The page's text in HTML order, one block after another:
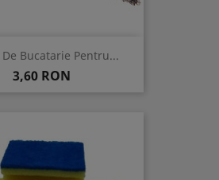
Bucatarie Pentru...
Pret
3,60 RON